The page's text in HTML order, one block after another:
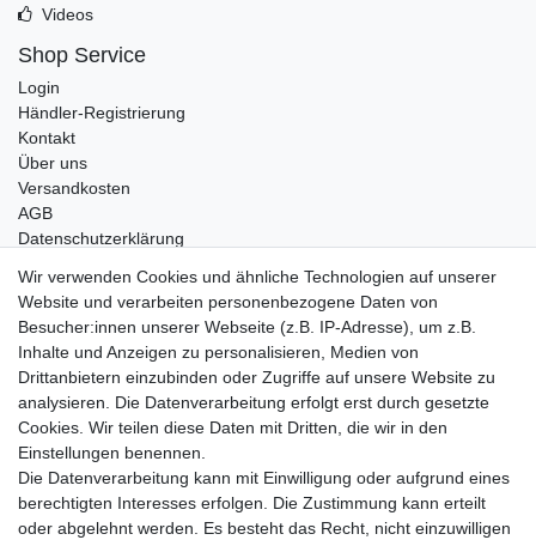
Videos
Shop Service
Login
Händler-Registrierung
Kontakt
Über uns
Versandkosten
AGB
Datenschutzerklärung
Telefonische Beratung und Unterstützung für Händler unter:
+49 2851 5895-0
Montag - Donnerstag: 08.00 - 16.30 Uhr
Freitag: 08.00 - 16.00 Uhr
Wir sind ein Großhandel, bitte wenden Sie sich als
Endkunde direkt an Ihren örtlichen Fachhändler. Vielen
Dank!
Wir verwenden Cookies und ähnliche Technologien auf unserer
Website und verarbeiten personenbezogene Daten von
Besucher:innen unserer Webseite (z.B. IP-Adresse), um z.B.
Inhalte und Anzeigen zu personalisieren, Medien von
Drittanbietern einzubinden oder Zugriffe auf unsere Website zu
analysieren. Die Datenverarbeitung erfolgt erst durch gesetzte
Cookies. Wir teilen diese Daten mit Dritten, die wir in den
Einstellungen benennen.
Die Datenverarbeitung kann mit Einwilligung oder aufgrund eines
berechtigten Interesses erfolgen. Die Zustimmung kann erteilt
oder abgelehnt werden. Es besteht das Recht, nicht einzuwilligen